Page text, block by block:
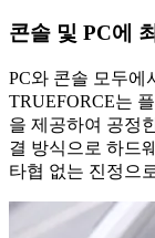
콘솔 및 PC에
PC와 콘솔 모두에
TRUEFORCE는
을 제공하여 공정
결 방식으로 하드
타협 없는 진정으